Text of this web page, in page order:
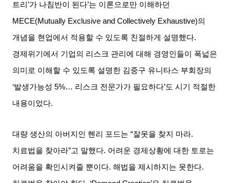
트리 ’가 나침반이 된다’는 이론으로만 이해하던
MECE(Mutually Exclusive and Collectively Exhaustive)의
개념을 현업에서 적용할 수 있도록 친절하게 설명했다.
경제위기에서 기업의 리스크 관리에 대해 경영인들이 폭넓은
의미로 이해할 수 있도록 설명한 김중구 유니타스 부회장의
‘발생가능성 5%… 리스크 전문가가 필요하다’도 시기 적절한
내용이었다.
대량 생산의 아버지인 헨리 포드는 “잘못을 찾지 마라.
치료법을 찾아라”고 말했다. 어려운 경제상황에 대한 토로는
어려움을 확인시켜줄 뿐이다.해법을 제시하지는 못한다.